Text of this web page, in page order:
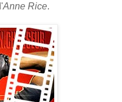
Anne Rice.